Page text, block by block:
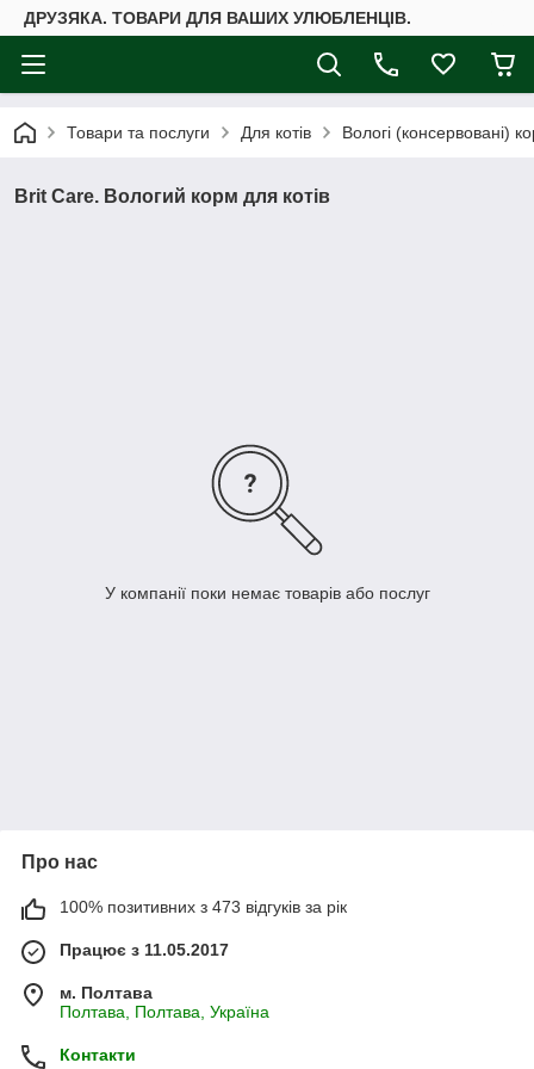
ДРУЗЯКА. ТОВАРИ ДЛЯ ВАШИХ УЛЮБЛЕНЦІВ.
Товари та послуги Для котів Вологі (консервовані)
Brit Care. Вологий корм для котів
У компанії поки немає товарів або послуг
Про нас
100% позитивних з 473 відгуків за рік
Працює з 11.05.2017
м. Полтава
Полтава, Полтава, Україна
Контакти